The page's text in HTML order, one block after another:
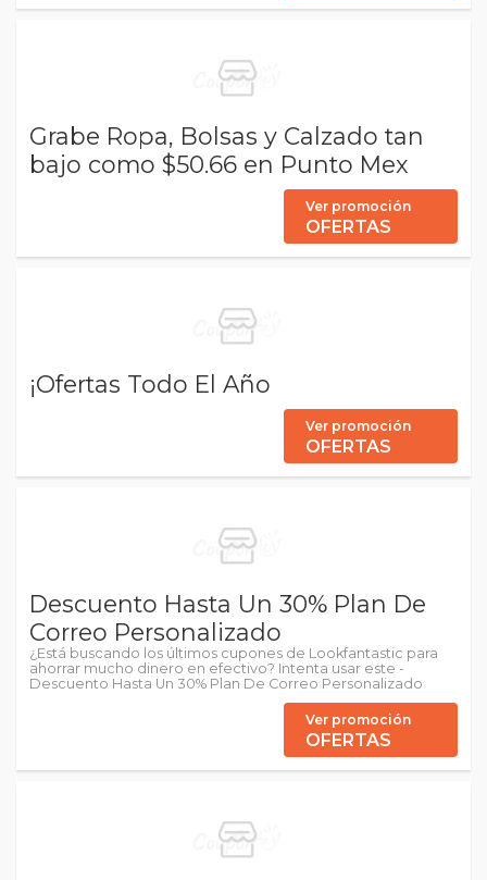
Grabe Ropa, Bolsas y Calzado tan
bajo como $50.66 en Punto Mex
Ver promoción
OFERTAS
¡Ofertas Todo El Año
Ver promoción
OFERTAS
Descuento Hasta Un 30% Plan De
Correo Personalizado
¿Está buscando los últimos cupones de Lookfantastic para
ahorrar mucho dinero en efectivo? Intenta usar este -
Descuento Hasta Un 30% Plan De Correo Personalizado
Ver promoción
OFERTAS